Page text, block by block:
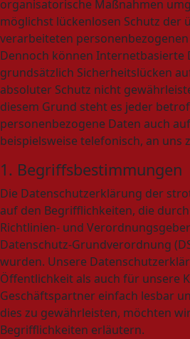
organisatorische Maßnahmen
möglichst lückenlosen Schutz der
verarbeiteten
Dennoch können
grundsätzlich Sicherheitslücken
absoluter Schutz nicht
diesem Grund steht es jeder
personenbezogene Daten auch
beispielsweise telefonisch, an uns
1. Begriffsbestimmungen
Die Datenschutzerklärung der
auf den Begrifflichkeiten, die
Richtlinien- und
Datenschutz-Grundverordnung
wurden. Unsere
Öffentlichkeit als auch für unsere
Geschäftspartner einfach lesbar
dies zu gewährleisten, möchten
Begrifflichkeiten erläutern.